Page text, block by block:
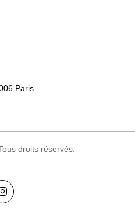
Paris
droits réservés.